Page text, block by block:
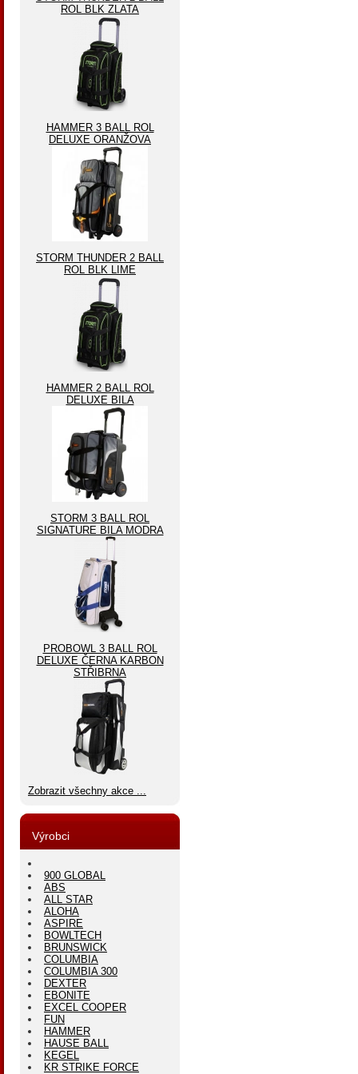
ROL BLK ZLATA
HAMMER 3 BALL ROL
DELUXE ORANŽOVA
STORM THUNDER 2 BALL
ROL BLK LIME
HAMMER 2 BALL ROL
DELUXE BILA
STORM 3 BALL ROL
SIGNATURE BILA MODRA
PROBOWL 3 BALL ROL
DELUXE ČERNA KARBON
STŘIBRNA
Zobrazit všechny akce ...
Výrobci
900 GLOBAL
ABS
ALL STAR
ALOHA
ASPIRE
BOWLTECH
BRUNSWICK
COLUMBIA
COLUMBIA 300
DEXTER
EBONITE
EXCEL COOPER
FUN
HAMMER
HAUSE BALL
KEGEL
KR STRIKE FORCE